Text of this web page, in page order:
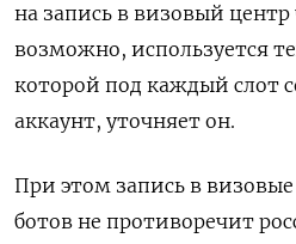
на запись в визовый центр
возможно, используется
которой под каждый слот
аккаунт, уточняет он.
При этом запись в
ботов не противоречит